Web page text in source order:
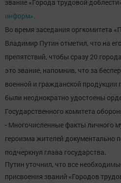
звание «Города трудовой
информ»
Во время заседания оргкомитета
Владимир Путин отметил, что на
препятствий, чтобы сразу 20
это звание, напомнив, что за
военной и гражданской продукции
были неоднократно удостоены
Государственного комитета
- Многочисленные факты личного
героизма жителей документально
подчеркнул глава государства.
Путин уточнил, что все
присвоения званий «Городов